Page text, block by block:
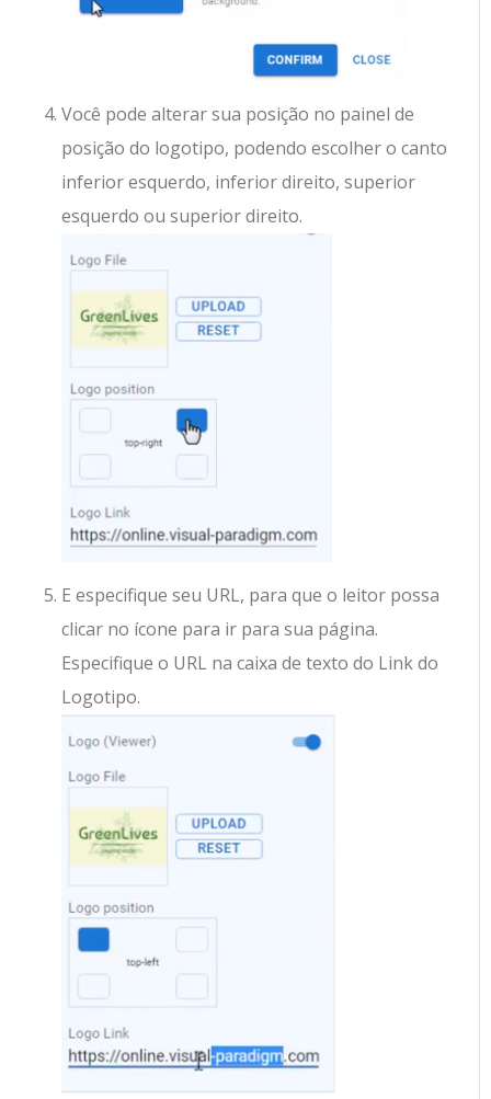
Você pode alterar sua posição no painel de
posição do logotipo, podendo escolher o canto
inferior esquerdo, inferior direito, superior
esquerdo ou superior direito.
E especifique seu URL, para que o leitor possa
clicar no ícone para ir para sua página.
Especifique o URL na caixa de texto do Link do
Logotipo.